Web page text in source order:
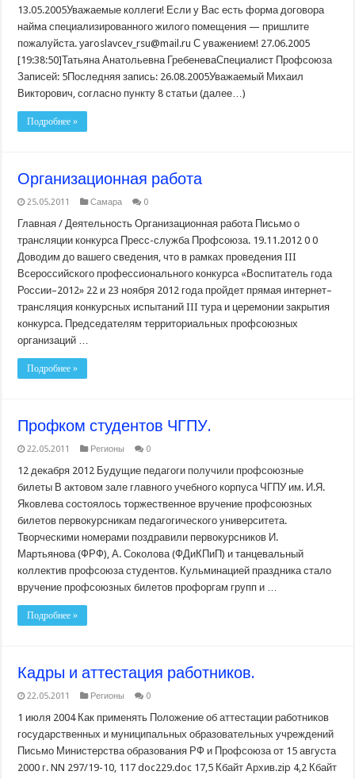
13.05.2005Уважаемые коллеги! Если у Вас есть форма договора
найма специализированного жилого помещения — пришлите
пожалуйста. yaroslavcev_rsu@mail.ru С уважением! 27.06.2005
[19:38:50]Татьяна Анатольевна ГребеневаСпециалист Профсоюза
Записей: 5Последняя запись: 26.08.2005Уважаемый Михаил
Викторович, согласно пункту 8 статьи (далее…)
Подробнее »
Организационная работа
25.05.2011 Самара 0
Главная / Деятельность Организационная работа Письмо о
трансляции конкурса Пресс-служба Профсоюза. 19.11.2012 0 0
Доводим до вашего сведения, что в рамках проведения III
Всероссийского профессионального конкурса «Воспитатель года
России–2012» 22 и 23 ноября 2012 года пройдет прямая интернет–
трансляция конкурсных испытаний III тура и церемонии закрытия
конкурса. Председателям территориальных профсоюзных
организаций …
Подробнее »
Профком студентов ЧГПУ.
22.05.2011 Регионы 0
12 декабря 2012 Будущие педагоги получили профсоюзные
билеты В актовом зале главного учебного корпуса ЧГПУ им. И.Я.
Яковлева состоялось торжественное вручение профсоюзных
билетов первокурсникам педагогического университета.
Творческими номерами поздравили первокурсников И.
Мартьянова (ФРФ), А. Соколова (ФДиКПиП) и танцевальный
коллектив профсоюза студентов. Кульминацией праздника стало
вручение профсоюзных билетов профоргам групп и …
Подробнее »
Кадры и аттестация работников.
22.05.2011 Регионы 0
1 июля 2004 Как применять Положение об аттестации работников
государственных и муниципальных образовательных учреждений
Письмо Министерства образования РФ и Профсоюза от 15 августа
2000 г. NN 297/19-10, 117 doc229.doc 17,5 Кбайт Архив.zip 4,2 Кбайт